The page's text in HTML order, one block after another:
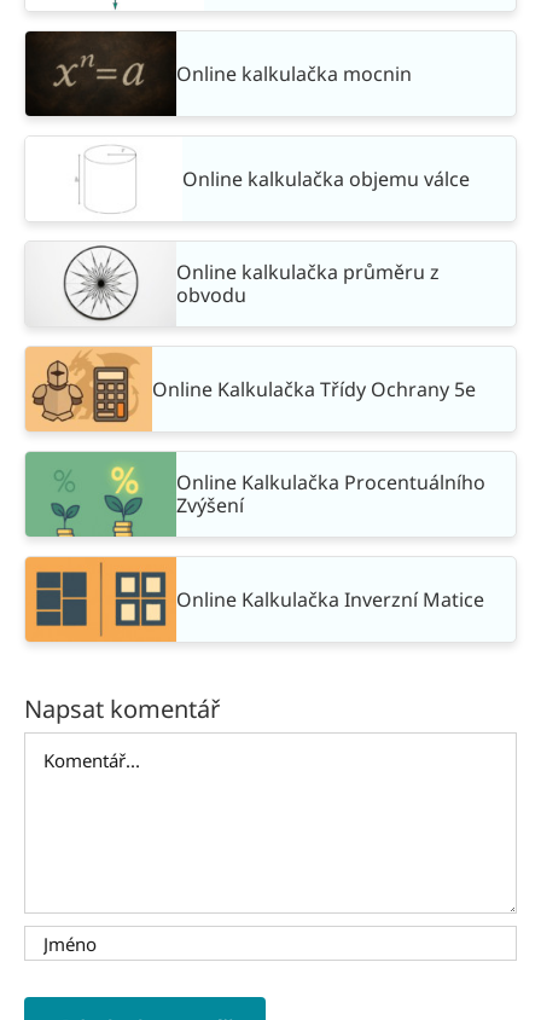
Online kalkulačka mocnin
Online kalkulačka objemu válce
Online kalkulačka průměru z
obvodu
Online Kalkulačka Třídy Ochrany 5e
Online Kalkulačka Procentuálního
Zvýšení
Online Kalkulačka Inverzní Matice
Napsat komentář